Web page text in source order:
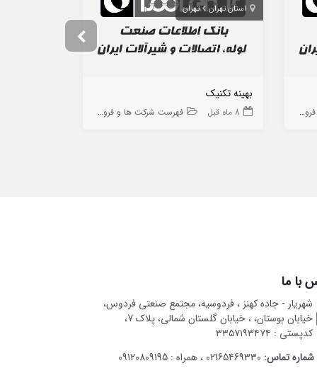
ها
استان تهران تهران
بهینه تکنیک
8 ماه قبل فهرست شرکت ها و فروشگاه ها
با ما
شهریار - جاده کهنز ، فردوسیه، مجتمع صنعتی فردوس،
خیابان بوستان، ، خیابان گلستان شمالی، پلاک 7،
کدپستی : ۳۳۵۷۱۹۳۴۷۴
شماره تماس: 02165469330 ، همراه : 09120809195